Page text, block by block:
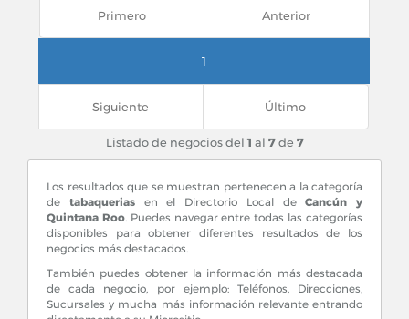
Cancún, Quintana Roo
Cancún, Quintana Roo
Blvd Kukulkan Km 18.5 Zh Col. Centro
Cancún, Quintana Roo
Kukulcán Int. Hotel Coral Beach Loc 7 Col. Z H
Primero Anterior
1
Siguiente Último
Listado de negocios del1 al 7de 7
Los resultados que se muestran pertenecen a la categoría
de tabaqueriasen el Directorio Local deCancún y
Quintana Roo. Puedes navegar entre todas las categorías
disponibles para obtener diferentes resultados de los
negocios más destacados.
También puedes obtener la información más destacada
de cada negocio, por ejemplo: Teléfonos, Direcciones,
Sucursales y mucha más información relevante entrando